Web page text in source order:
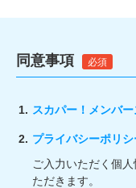
同意事項 必須
1. スカパー！メンバ
2. プライバシーポリシ
ご入力いただく個
ただきます。